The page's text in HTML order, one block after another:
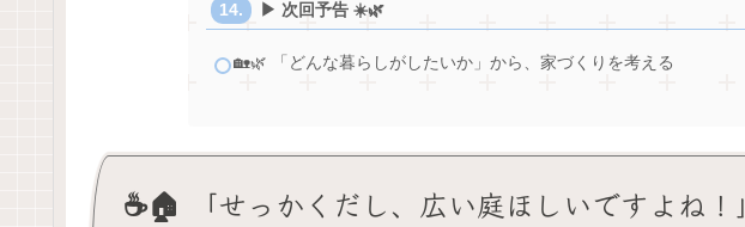
▶ 次回予告 ☀️🌿
🏡🌿 「どんな暮らしがしたいか」から、家づくりを考える
☕️🏠 「せっかくだし、広い庭ほしいですよね！」